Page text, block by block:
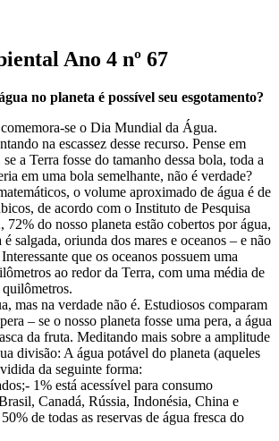
Ano 4 nº 67
no planeta é possível seu esgotamento?
se o Dia Mundial da Água.
na escassez desse recurso. Pense em
a Terra fosse do tamanho dessa bola, toda a
em uma bola semelhante, não é verdade?
o volume aproximado de água é de
de acordo com o Instituto de Pesquisa
do nosso planeta estão cobertos por água,
é salgada, oriunda dos mares e oceanos – e não
que os oceanos possuem uma
ao redor da Terra, com uma média de
mas na verdade não é. Estudiosos comparam
– se o nosso planeta fosse uma pera, a água
da fruta. Meditando mais sobre a amplitude
divisão: A água potável do planeta (aqueles
da seguinte forma:
1% está acessível para consumo
Canadá, Rússia, Indonésia, China e
de todas as reservas de água fresca do